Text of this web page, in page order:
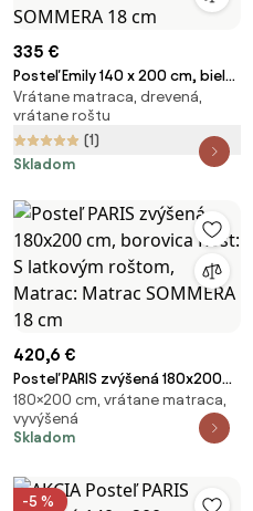
335 €
Posteľ Emily 140 x 200 cm, biela
Rošt: S latkovým roštom,
Matrac: Matrac SOMMERA 18
cm
Vrátane matraca, drevená,
vrátane roštu
(1)
Skladom
420,6 €
Posteľ PARIS zvýšená 180x200
cm, borovica Rošt: S latkovým
roštom, Matrac: Matrac
SOMMERA 18 cm
180×200 cm, vrátane matraca,
vyvýšená
Skladom
-5 %